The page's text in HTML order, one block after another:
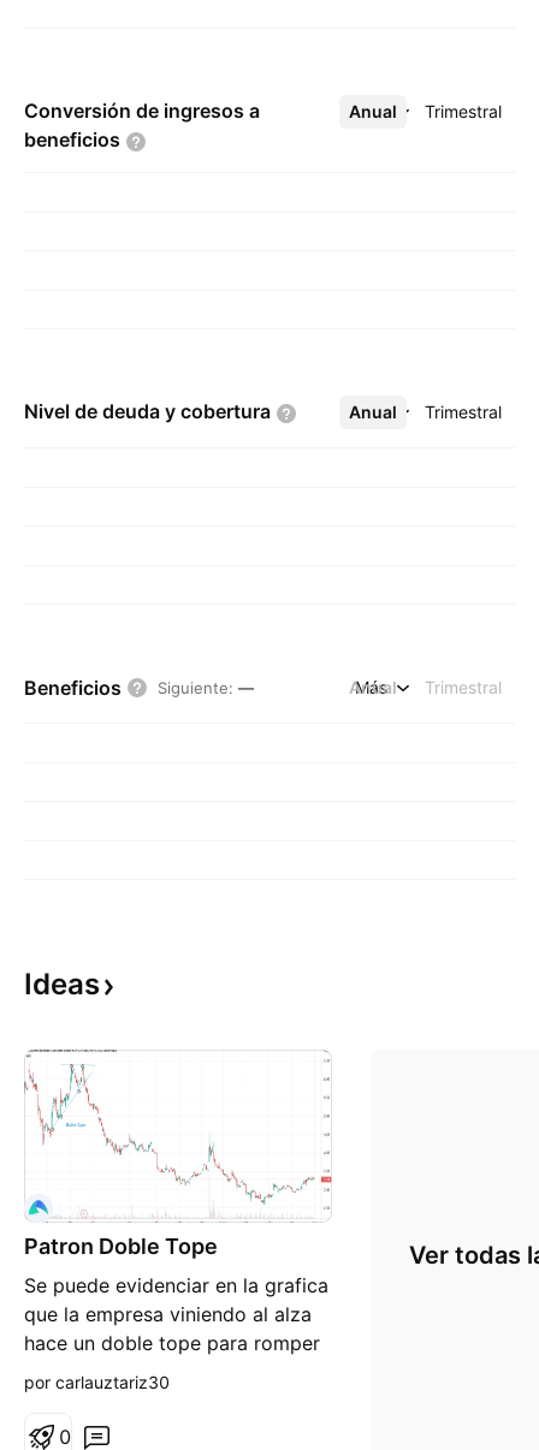
Conversión de ingresos a
beneficios
Anual Trimestral
Más
Nivel de deuda y cobertura Anual Trimestral
Más
Beneficios Siguiente: — Anual Trimestral
Más
Ideas
Patron Doble Tope
Se puede evidenciar en la grafica
que la empresa viniendo al alza
hace un doble tope para romper
y luego irse a la baja
por carlauztariz30
0
Ver todas